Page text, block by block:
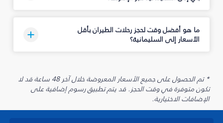
ما هو أفضل وقت لحجز رحلات الطيران بأقل
الأسعار إلى السليمانية‎؟
* تم الحصول على جميع الأسعار المعروضة خلال آخر 48 ساعة قد لا
تكون متوفرة في وقت الحجز. قد يتم تطبيق رسوم إضافية على
الإضافات الاختيارية.